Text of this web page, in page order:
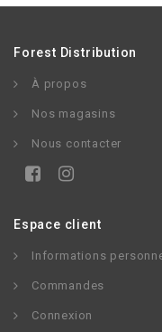
Forest Distribution
À propos
Nos magasins
Nous contacter
Espace client
Informations
Commandes
Connexion